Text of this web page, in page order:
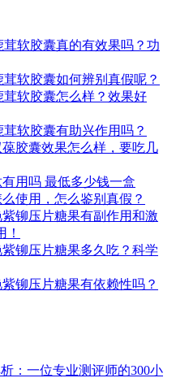
软胶囊真的有效果吗？功
软胶囊如何辨别真假呢？
软胶囊怎么样？效果好
软胶囊有助兴作用吗？
胶囊效果怎么样，要吃几
用吗 最低多少钱一盒
使用，怎么鉴别真假？
铆压片糖果有副作用和激
铆压片糖果多久吃？科学
铆压片糖果有依赖性吗？
：一位专业测评师的300小